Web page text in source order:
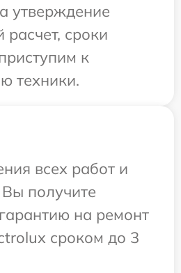
утверждение
сроки
к
техники.
всех работ и
получите
на ремонт
сроком до 3